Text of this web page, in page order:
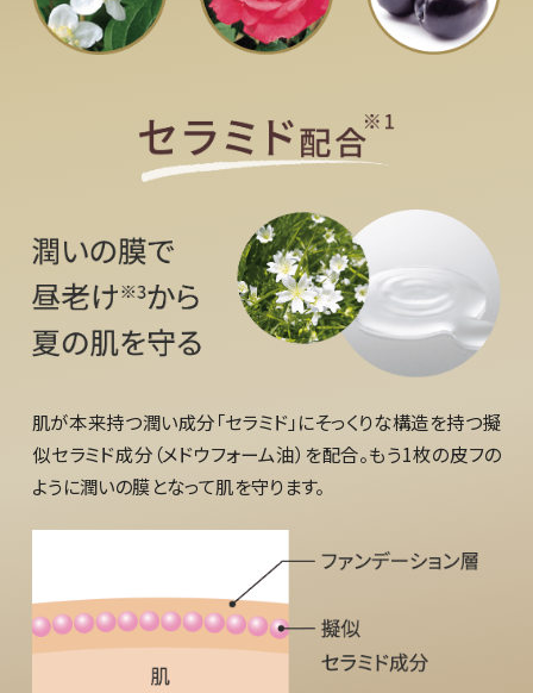
肌が本来持つ潤い成分「セラミド」にそっくりな構造を持つ擬
似セラミド成分（メドウフォーム油）を配合。もう1枚の皮フの
ように潤いの膜となって肌を守ります。